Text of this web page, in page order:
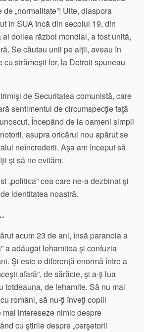
„normalitate”! Uite, diaspora
în SUA încă din secolul 19, din
doilea război mondial, a fost unită,
Se căutau unii pe alţii, aveau în
cu strămoşii lor, la Detroit spuneau
de Securitatea comunistă, care
sentimentul de circumspecţie faţă
Începând de la oameni simpli
asupra oricărui nou apărut se
neîncrederii. Aşa am început să
şi să ne evităm.
„politica” cea care ne-a dezbinat şi
identitatea noastră.
acum 23 de ani, însă paranoia a
a adăugat lehamitea şi confuzia
Şi este o diferenţă enormă între a
afară”, de sărăcie, şi a-ţi lua
totdeauna, de lehamite. Să nu mai
români, să nu-ţi înveţi copiii
mai intereseze nimic despre
cu ştirile despre „cerşetorii